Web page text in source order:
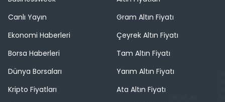
Canlı Yayın
Ekonomi Haberleri
Borsa Haberleri
Dünya Borsaları
Kripto Fiyatları
Gram Altın Fiyatı
Çeyrek Altın Fiyatı
Tam Altın Fiyatı
Yarım Altın Fiyatı
Ata Altın Fiyatı